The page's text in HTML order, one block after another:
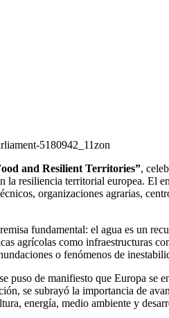
and Resilient Territories”,
la resiliencia territorial europea. El
organizaciones agrarias,
fundamental: el agua es un
agrícolas como infraestructuras
o fenómenos de
puso de manifiesto que Europa se
se subrayó la importancia de
energía, medio ambiente y